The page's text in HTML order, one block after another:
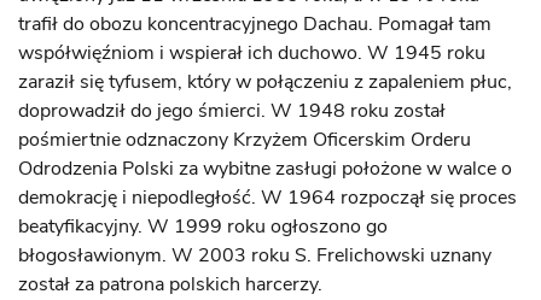
trafił do obozu koncentracyjnego Dachau. Pomagał tam
współwięźniom i wspierał ich duchowo. W 1945 roku
zaraził się tyfusem, który w połączeniu z zapaleniem płuc,
doprowadził do jego śmierci. W 1948 roku został
pośmiertnie odznaczony Krzyżem Oficerskim Orderu
Odrodzenia Polski za wybitne zasługi położone w walce o
demokrację i niepodległość. W 1964 rozpoczął się proces
beatyfikacyjny. W 1999 roku ogłoszono go
błogosławionym. W 2003 roku S. Frelichowski uznany
został za patrona polskich harcerzy.